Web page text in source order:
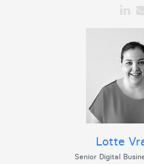
Lotte
Senior Digital